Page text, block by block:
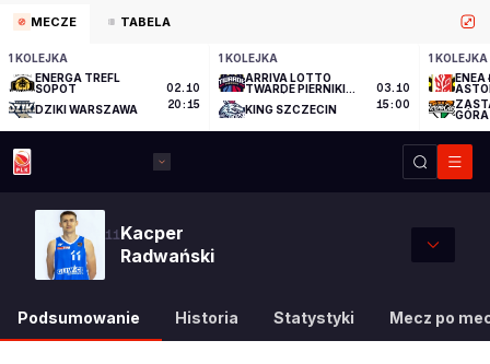
MECZE TABELA
1 KOLEJKA
ENERGA TREFL
SOPOT
DZIKI WARSZAWA
02.10
20:15
1 KOLEJKA
ARRIVA LOTTO
TWARDE PIERNIKI
KING SZCZECIN
03.10
15:00
1 KOLEJKA
ENEA
GÓRA
11Kacper
Radwański
Podsumowanie Historia Statystyki Mecz po